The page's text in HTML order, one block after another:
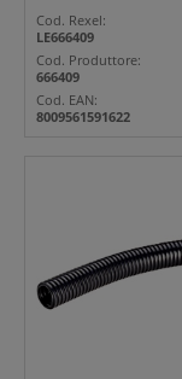
Cod. Rexel:
LE666409
Cod. Produttore:
666409
Cod. EAN:
8009561591622